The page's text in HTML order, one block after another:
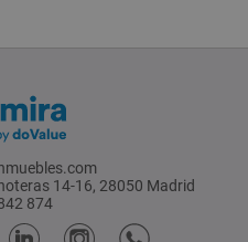
14-16, 28050 Madrid
874